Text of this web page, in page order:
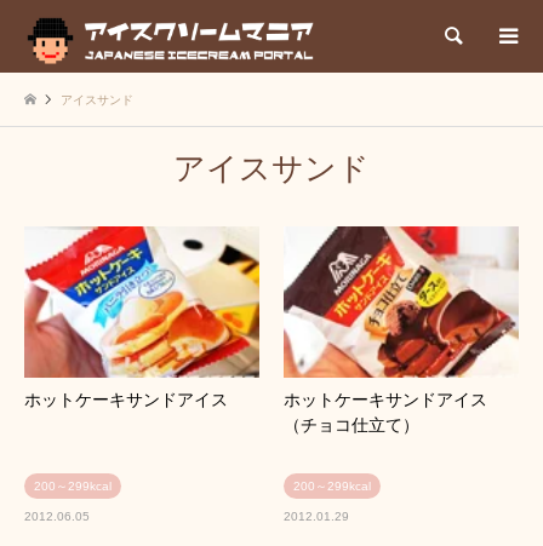
検索
アイスサンド
アイスサンド
ホットケーキサンドアイス
200～299kcal
2012.06.05
ホットケーキサンドアイス
（チョコ仕立て）
200～299kcal
2012.01.29